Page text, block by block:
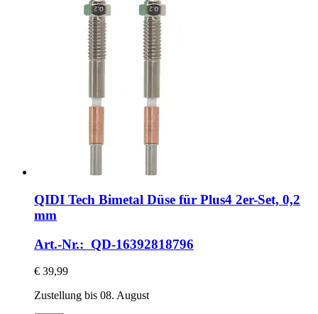
QIDI Tech Bimetal Düse für Plus4 2er-​Set, 0,2
mm
Art.-Nr.: QD-16392818796
€ 39,99
Zustellung bis 08. August